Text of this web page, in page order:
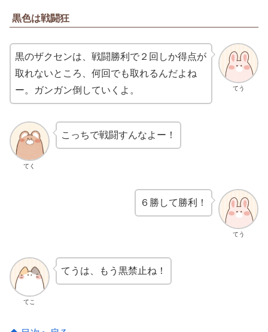
黒色は戦闘狂
てう
黒のザクセンは、戦闘勝利で２回しか得点が
取れないところ、何回でも取れるんだよね
ー。ガンガン倒していくよ。
てく
こっちで戦闘すんなよー！
てう
６勝して勝利！
てこ
てうは、もう黒禁止ね！